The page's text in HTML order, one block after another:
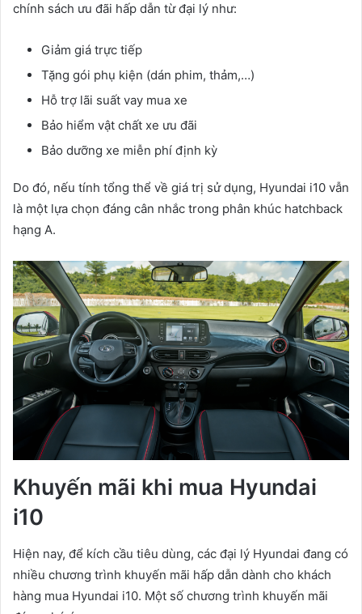
chính sách ưu đãi hấp dẫn từ đại lý như:
Giảm giá trực tiếp
Tặng gói phụ kiện (dán phim, thảm,…)
Hỗ trợ lãi suất vay mua xe
Bảo hiểm vật chất xe ưu đãi
Bảo dưỡng xe miễn phí định kỳ
Do đó, nếu tính tổng thể về giá trị sử dụng, Hyundai i10 vẫn
là một lựa chọn đáng cân nhắc trong phân khúc hatchback
hạng A.
Khuyến mãi khi mua Hyundai
i10
Hiện nay, để kích cầu tiêu dùng, các đại lý Hyundai đang có
nhiều chương trình khuyến mãi hấp dẫn dành cho khách
hàng mua Hyundai i10. Một số chương trình khuyến mãi